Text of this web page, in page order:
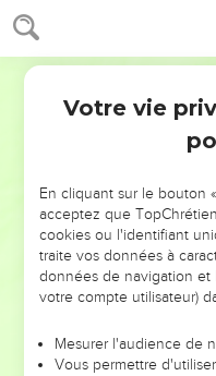
NE MANQUEZ
DE
ET SI LEURS
leur foi ou leur vision.
et les saisons difficiles
Votre vie
En cliquant sur le bouton
acceptez que
cookies ou l'identifiant
traite vos données à
données de navigation et
votre compte utilisateur)
Mesurer l'audience de
Vous permettre